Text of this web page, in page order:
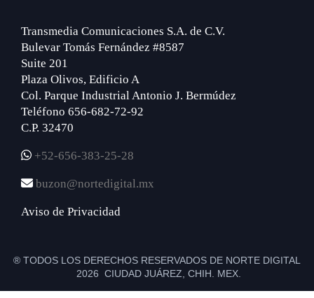
Transmedia Comunicaciones S.A. de C.V.
Bulevar Tomás Fernández #8587
Suite 201
Plaza Olivos, Edificio A
Col. Parque Industrial Antonio J. Bermúdez
Teléfono 656-682-72-92
C.P. 32470
+52-656-383-25-28
buzon@nortedigital.mx
Aviso de Privacidad
® TODOS LOS DERECHOS RESERVADOS DE NORTE DIGITAL
2026 CIUDAD JUÁREZ, CHIH. MEX.